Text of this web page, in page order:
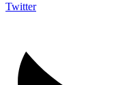
Twitter